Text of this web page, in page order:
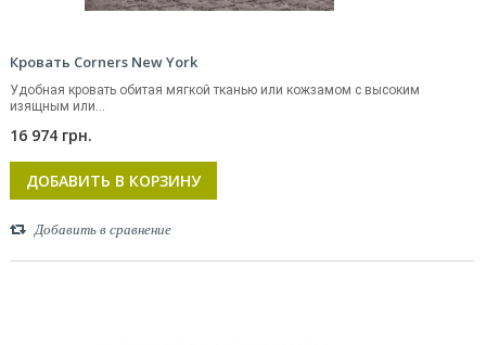
Кровать Corners New York
Удобная кровать обитая мягкой тканью или кожзамом с высоким
изящным или...
16 974 грн.
ДОБАВИТЬ В КОРЗИНУ
Добавить в сравнение